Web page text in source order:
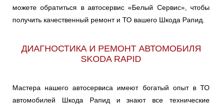
можете обратиться в автосервис «Белый Сервис», чтобы
получить качественный ремонт и ТО вашего Шкода Рапид.
ДИАГНОСТИКА И РЕМОНТ АВТОМОБИЛЯ
SKODA RAPID
Мастера нашего автосервиса имеют богатый опыт в ТО
автомобилей Шкода Рапид и знают все технические